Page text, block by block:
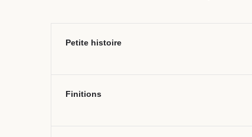
Petite histoire
Finitions